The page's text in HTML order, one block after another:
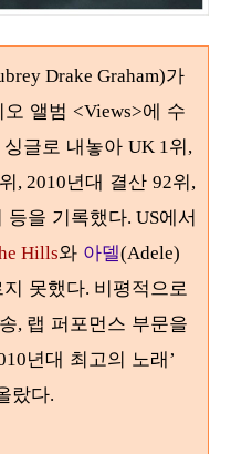
Drake Graham)가
오 앨범 <Views>에 수
글로 내놓아 UK 1위,
위, 2010년대 결산 92위,
등을 기록했다. US에서
Hills와 아델(Adele)
못했다. 비평적으로
, 랩 퍼포먼스 부문을
년대 최고의 노래’
랐다.